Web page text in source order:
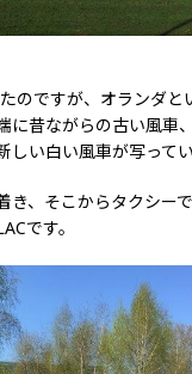
のですが、オランダと
に昔ながらの古い風車
しい白い風車が写ってい
き、そこからタクシー
です。